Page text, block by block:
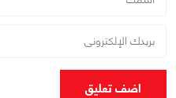
اضف تعليق